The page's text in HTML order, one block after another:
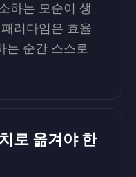
하는 모순이 생
러다임은 효율
는 순간 스스로
로 옮겨야 한